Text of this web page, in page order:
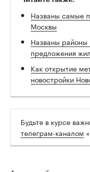
Названы самые
Москвы
Названы
предложения
Как открытие
новостройки
Будьте в курсе
телеграм-каналом